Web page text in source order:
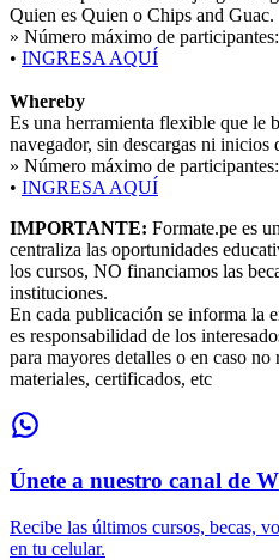
Quien es Quien o Chips and Guac.
» Número máximo de participantes:
• INGRESA AQUÍ
Whereby
Es una herramienta flexible que le
navegador, sin descargas ni inicios
» Número máximo de participantes:
• INGRESA AQUÍ
IMPORTANTE: Formate.pe es
centraliza las oportunidades
los cursos, NO financiamos las
instituciones.
En cada publicación se informa la
es responsabilidad de los
para mayores detalles o en caso
materiales, certificados, etc
Únete a nuestro canal de
Recibe las últimos cursos, becas,
en tu celular.